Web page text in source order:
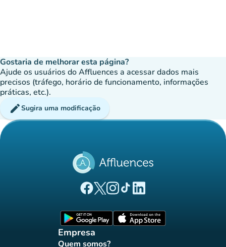
Gostaria de melhorar esta página?
Ajude os usuários do Affluences a acessar dados mais
precisos (tráfego, horário de funcionamento, informações
práticas, etc.).
editSugira uma modificação
(novo separador)
(novo separador)
(novo separador)
(novo separador)
(novo separador)
Empresa
Quem somos?